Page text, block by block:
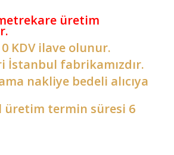
üretim
KDV ilave olunur.
İstanbul fabrikamızdır.
nakliye bedeli alıcıya
üretim termin süresi 6